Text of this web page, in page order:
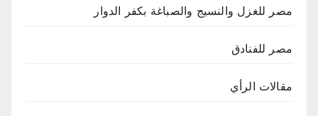
مصر للغزل والنسيج والصباغة بكفر الدوار
مصر للفنادق
مقالات الرأي